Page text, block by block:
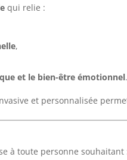
qui relie :
,
et le bien-être émotionnel.
et personnalisée
à toute personne souhaitant